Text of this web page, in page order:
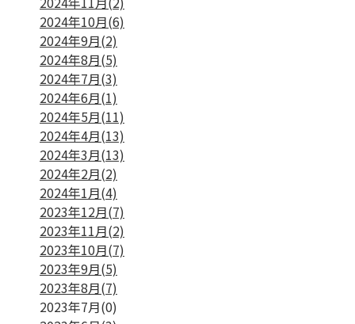
2024年10月(6)
2024年9月(2)
2024年8月(5)
2024年7月(3)
2024年6月(1)
2024年5月(11)
2024年4月(13)
2024年3月(13)
2024年2月(2)
2024年1月(4)
2023年12月(7)
2023年11月(2)
2023年10月(7)
2023年9月(5)
2023年8月(7)
2023年7月(0)